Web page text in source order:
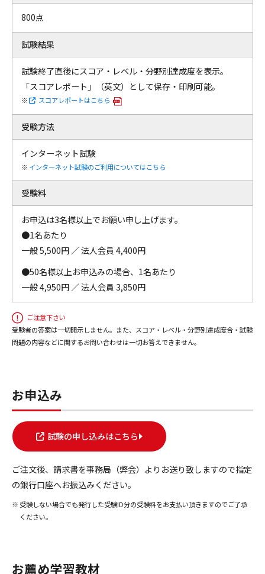
800点
試験結果
試験終了直後にスコア・レベル・分野別達成度を表示。
「スコアレポート」（英文）として保存・印刷可能。
スコアレポートはこちら
受験方法
インターネット試験
インターネット試験のご利用についてはこちら
受験料
お申込は3名様以上でお願い申し上げます。
●1名あたり
一般 5,500円 ／ 法人会員 4,400円
●50名様以上お申込みの場合、1名あたり
一般 4,950円 ／ 法人会員 3,850円
ご注意下さい
受験者の答案は一切開示しません。また、スコア・レベル・分野別達成度合・試験
問題の内容などに関するお問い合わせは一切お答えできません。
お申込み
試験の申し込みはこちら
ご注文後、請求書を事務局（弊会）よりお送り致しますので指定
の銀行口座へお振込みください。
受験しない場合でも発行した受験ID分の受験料をお支払い頂きますのでご了承
ください。
お薦め学習教材